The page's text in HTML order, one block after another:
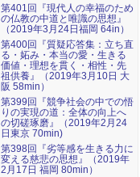
第401回『現代人の幸福のため
の仏教の中道と唯識の思想』
（2019年3月24日福岡 64in）
第400回『質疑応答集：立ち直
る・妬み・本当の愛・生きる
価値・理想を貫く・相性・先
祖供養』（2019年3月10日 大
阪 58min）
第399回『競争社会の中での悟
りの実現の道：全体の向上へ
の切磋琢磨』（2019年2月24
日東京 70min)
第398回『劣等感を生きる力に
変える慈悲の思想』（2019年
2月17日 福岡 80min）